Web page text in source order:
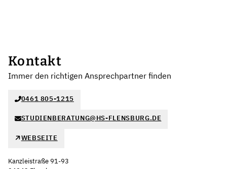
Kontakt
Immer den richtigen Ansprechpartner finden
0461 805-1215
STUDIENBERATUNG@HS-FLENSBURG.DE
WEBSEITE
Kanzleistraße 91-93